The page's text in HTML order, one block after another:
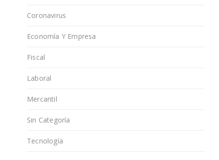
Coronavirus
Economía Y Empresa
Fiscal
Laboral
Mercantil
Sin Categoría
Tecnología